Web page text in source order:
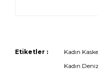
Etiketler :
Kadın
Kadın